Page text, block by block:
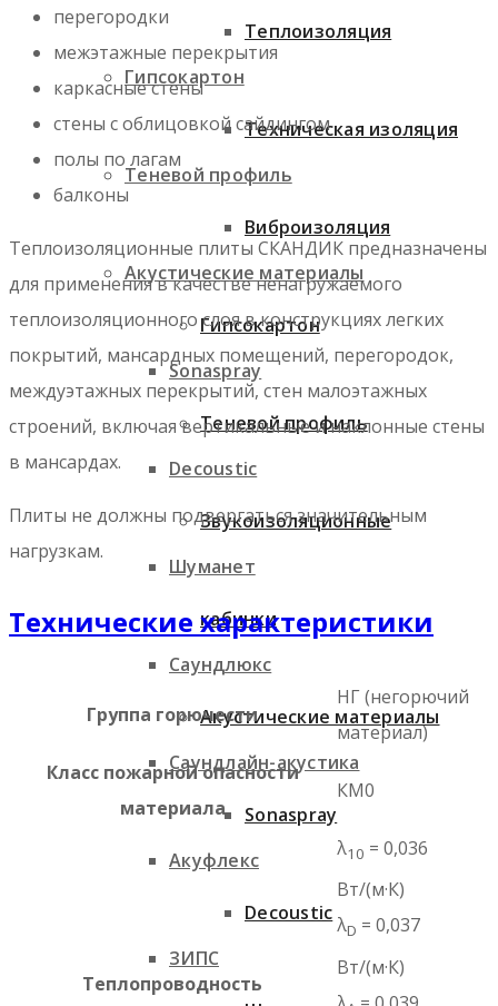
Гипсокартон
Теневой профиль
Акустические материалы
Sonaspray
Decoustic
Шуманет
Саундлюкс
Саундлайн-акустика
Акуфлекс
ЗИПС
Теплоизоляция
Техническая изоляция
Виброизоляция
Гипсокартон
Теневой профиль
Звукоизоляционные
кабинки
Акустические материалы
Sonaspray
Decoustic
перегородки
межэтажные перекрытия
каркасные стены
стены с облицовкой сайдингом
полы по лагам
балконы
Теплоизоляционные плиты СКАНДИК предназначены
для применения в качестве ненагружаемого
теплоизоляционного слоя в конструкциях легких
покрытий, мансардных помещений, перегородок,
междуэтажных перекрытий, стен малоэтажных
строений, включая вертикальные и наклонные стены
в мансардах.
Плиты не должны подвергаться значительным
нагрузкам.
Технические характеристики
Группа горючести
НГ (негорючий
материал)
Класс пожарной опасности
материала
КМ0
Теплопроводность
λ10 = 0,036
Вт/(м·К)
λD = 0,037
Вт/(м·К)